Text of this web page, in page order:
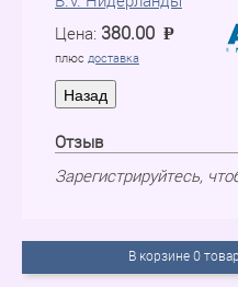
Цена: 380.00 =
P
плюс доставка
Отзыв
Зарегистрируйтесь,
В корзине 0